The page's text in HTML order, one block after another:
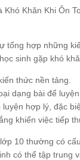
Khó Khăn Khi Ôn
tổng hợp những
sinh gặp khó
thức nền tảng.
dạng bài để luyện
hợp lý, đặc
khiến việc tiếp
10 thường có
có thể tập trung